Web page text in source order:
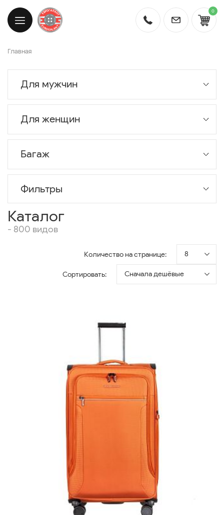
0
Главная
Для мужчин
Для женщин
Багаж
Фильтры
Каталог
- 800 видов
Количество на странице: 8
Сортировать: Сначала дешёвые